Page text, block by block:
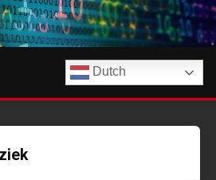
muziekdiensten en AI-muziek
Dutch